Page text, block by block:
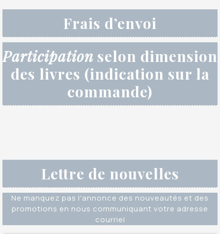
Frais d’envoi
Participation selon dimension
des livres (indication sur la
commande)
Lettre de nouvelles
Ne manquez pas l'annonce des nouveautés et des
promotions en nous communiquant votre adresse
courriel